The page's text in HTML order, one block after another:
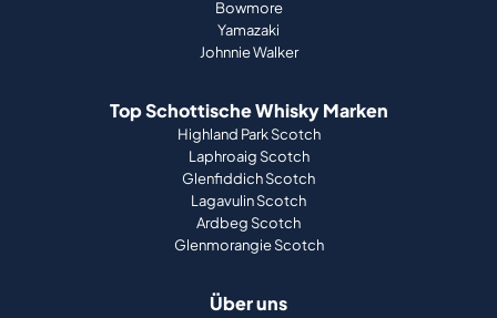
Bowmore
Yamazaki
Johnnie Walker
Top Schottische Whisky Marken
Highland Park Scotch
Laphroaig Scotch
Glenfiddich Scotch
Lagavulin Scotch
Ardbeg Scotch
Glenmorangie Scotch
Über uns